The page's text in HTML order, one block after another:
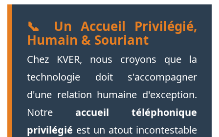
📞 Un Accueil Privilégié,
Humain & Souriant
Chez KVER, nous croyons que la
technologie doit s'accompagner
d'une relation humaine d'exception.
Notre accueil téléphonique
privilégié est un atout incontestable